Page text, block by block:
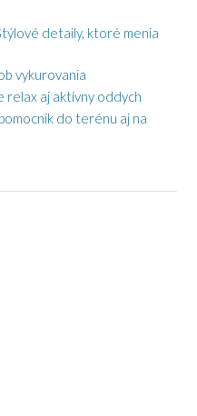
detaily, ktoré menia
vykurovania
relax aj aktívny oddych
do terénu aj na